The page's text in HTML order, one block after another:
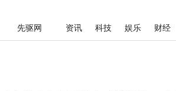
先驱网 资讯 科技 娱乐 财经